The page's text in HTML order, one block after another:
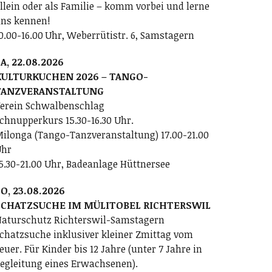
oder als Familie – komm vorbei und lerne
kennen!
16.00 Uhr, Weberrütistr. 6, Samstagern
22.08.2026
2026 – TANGO-
Schwalbenschlag
15.30-16.30 Uhr.
(Tango-Tanzveranstaltung) 17.00-21.00
21.00 Uhr, Badeanlage Hüttnersee
23.08.2026
IM MÜLITOBEL RICHTERSWIL
Richterswil-Samstagern
inklusiver kleiner Zmittag vom
Für Kinder bis 12 Jahre (unter 7 Jahre in
eines Erwachsenen).